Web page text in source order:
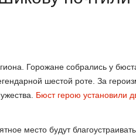
Горожане собрались у
шестой роте. За
Бюст герою установили
место будут